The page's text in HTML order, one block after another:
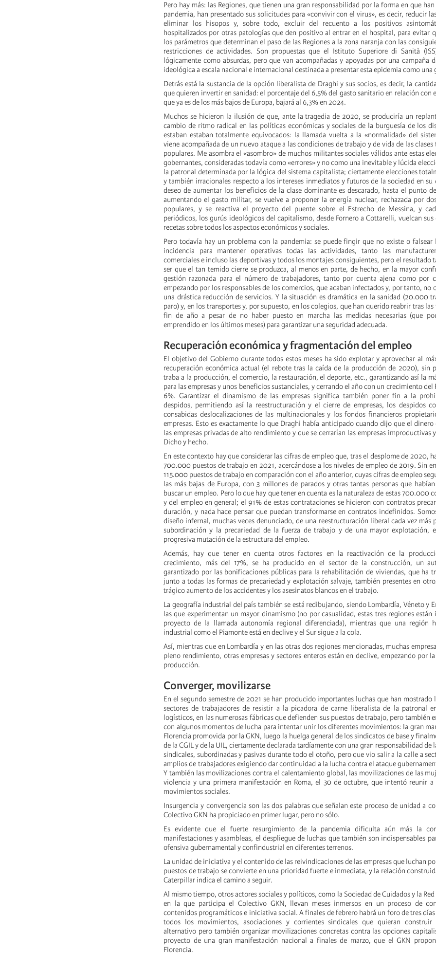
Pero hay más: las Regiones, que tienen una gran responsabilidad por la forma en que
pandemia, han presentado sus solicitudes para «convivir con el virus», es decir, reducir
eliminar los hisopos y, sobre todo, excluir del recuento a los positivos
hospitalizados por otras patologías que den positivo al entrar en el hospital, para evitar
los parámetros que determinan el paso de las Regiones a la zona naranja con las
restricciones de actividades. Son propuestas que el Istituto Superiore di Sanità
lógicamente como absurdas, pero que van acompañadas y apoyadas por una campaña
ideológica a escala nacional e internacional destinada a presentar esta epidemia como una
Detrás está la sustancia de la opción liberalista de Draghi y sus socios, es decir, la
que quieren invertir en sanidad: el porcentaje del 6,5% del gasto sanitario en relación con
que ya es de los más bajos de Europa, bajará al 6,3% en 2024.
Muchos se hicieron la ilusión de que, ante la tragedia de 2020, se produciría un
cambio de ritmo radical en las políticas económicas y sociales de la burguesía de los
estaban estaban totalmente equivocados: la llamada vuelta a la «normalidad» del
viene acompañada de un nuevo ataque a las condiciones de trabajo y de vida de las clases
populares. Me asombra el «asombro» de muchos militantes sociales válidos ante estas
gobernantes, consideradas todavía como «errores» y no como una inevitable y lúcida
la patronal determinada por la lógica del sistema capitalista; ciertamente elecciones
y también irracionales respecto a los intereses inmediatos y futuros de la sociedad en su
deseo de aumentar los beneficios de la clase dominante es descarado, hasta el punto
aumentando el gasto militar, se vuelve a proponer la energía nuclear, rechazada por
populares, y se reactiva el proyecto del puente sobre el Estrecho de Messina, y
periódicos, los gurús ideológicos del capitalismo, desde Fornero a Cottarelli, vuelcan sus
recetas sobre todos los aspectos económicos y sociales.
Pero todavía hay un problema con la pandemia: se puede fingir que no existe o falsear
incidencia para mantener operativas todas las actividades, tanto las
comerciales e incluso las deportivas y todos los montajes consiguientes, pero el resultado
ser que el tan temido cierre se produzca, al menos en parte, de hecho, en la mayor
gestión razonada para el número de trabajadores, tanto por cuenta ajena como por
empezando por los responsables de los comercios, que acaban infectados y, por tanto, no
una drástica reducción de servicios. Y la situación es dramática en la sanidad (20.000
paro) y, en los transportes y, por supuesto, en los colegios, que han querido reabrir tras las
fin de año a pesar de no haber puesto en marcha las medidas necesarias (que
emprendido en los últimos meses) para garantizar una seguridad adecuada.
Recuperación económica y fragmentación del empleo
El objetivo del Gobierno durante todos estos meses ha sido explotar y aprovechar al
recuperación económica actual (el rebote tras la caída de la producción de 2020), sin
traba a la producción, el comercio, la restauración, el deporte, etc., garantizando así la
para las empresas y unos beneficios sustanciales, y cerrando el año con un crecimiento del
6%. Garantizar el dinamismo de las empresas significa también poner fin a la
despidos, permitiendo así la reestructuración y el cierre de empresas, los despidos
consabidas deslocalizaciones de las multinacionales y los fondos financieros
empresas. Esto es exactamente lo que Draghi había anticipado cuando dijo que el dinero
las empresas privadas de alto rendimiento y que se cerrarían las empresas improductivas
Dicho y hecho.
En este contexto hay que considerar las cifras de empleo que, tras el desplome de 2020,
700.000 puestos de trabajo en 2021, acercándose a los niveles de empleo de 2019. Sin
115.000 puestos de trabajo en comparación con el año anterior, cuyas cifras de empleo
las más bajas de Europa, con 3 millones de parados y otras tantas personas que
buscar un empleo. Pero lo que hay que tener en cuenta es la naturaleza de estas 700.000
y del empleo en general; el 91% de estas contrataciones se hicieron con contratos
duración, y nada hace pensar que puedan transformarse en contratos indefinidos.
diseño infernal, muchas veces denunciado, de una reestructuración liberal cada vez más
subordinación y la precariedad de la fuerza de trabajo y de una mayor explotación,
progresiva mutación de la estructura del empleo.
Además, hay que tener en cuenta otros factores en la reactivación de la
crecimiento, más del 17%, se ha producido en el sector de la construcción, un
garantizado por las bonificaciones públicas para la rehabilitación de viviendas, que ha
junto a todas las formas de precariedad y explotación salvaje, también presentes en
trágico aumento de los accidentes y los asesinatos blancos en el trabajo.
La geografía industrial del país también se está redibujando, siendo Lombardía, Véneto y
las que experimentan un mayor dinamismo (no por casualidad, estas tres regiones están
proyecto de la llamada autonomía regional diferenciada), mientras que una región
industrial como el Piamonte está en declive y el Sur sigue a la cola.
Así, mientras que en Lombardía y en las otras dos regiones mencionadas, muchas
pleno rendimiento, otras empresas y sectores enteros están en declive, empezando por
producción.
Converger, movilizarse
En el segundo semestre de 2021 se han producido importantes luchas que han mostrado
sectores de trabajadores de resistir a la picadora de carne liberalista de la patronal
logísticos, en las numerosas fábricas que defienden sus puestos de trabajo, pero también
con algunos momentos de lucha para intentar unir los diferentes movimientos: la gran
Florencia promovida por la GKN, luego la huelga general de los sindicatos de base y
de la CGIL y de la UIL, ciertamente declarada tardíamente con una gran responsabilidad de
sindicales, subordinadas y pasivas durante todo el otoño, pero que vio salir a la calle a
amplios de trabajadores exigiendo dar continuidad a la lucha contra el ataque
Y también las movilizaciones contra el calentamiento global, las movilizaciones de las
violencia y una primera manifestación en Roma, el 30 de octubre, que intentó reunir a
movimientos sociales.
Insurgencia y convergencia son las dos palabras que señalan este proceso de unidad a
Colectivo GKN ha propiciado en primer lugar, pero no sólo.
Es evidente que el fuerte resurgimiento de la pandemia dificulta aún más la
manifestaciones y asambleas, el despliegue de luchas que también son indispensables
ofensiva gubernamental y confindustrial en diferentes terrenos.
La unidad de iniciativa y el contenido de las reivindicaciones de las empresas que luchan
puestos de trabajo se convierte en una prioridad fuerte e inmediata, y la relación
Caterpillar indica el camino a seguir.
Al mismo tiempo, otros actores sociales y políticos, como la Sociedad de Cuidados y la Red
en la que participa el Colectivo GKN, llevan meses inmersos en un proceso de
contenidos programáticos e iniciativa social. A finales de febrero habrá un foro de tres días
todos los movimientos, asociaciones y corrientes sindicales que quieran construir
alternativo pero también organizar movilizaciones concretas contra las opciones
proyecto de una gran manifestación nacional a finales de marzo, que el GKN
Florencia.